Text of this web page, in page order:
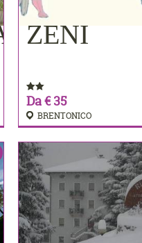
ZENI
Da € 35
BRENTONICO
PRENOTA